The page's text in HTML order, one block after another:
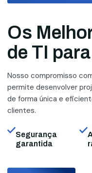
Os
de TI
Nosso compromisso
permite desenvolver
de forma única e
clientes.
Segurança
garantida